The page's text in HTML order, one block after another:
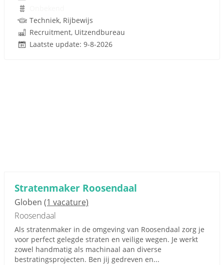
Techniek, Rijbewijs
Recruitment, Uitzendbureau
Laatste update: 9-8-2026
Stratenmaker Roosendaal
Globen (1 vacature)
Roosendaal
Als stratenmaker in de omgeving van Roosendaal zorg je
voor perfect gelegde straten en veilige wegen. Je werkt
zowel handmatig als machinaal aan diverse
bestratingsprojecten. Ben jij gedreven en...